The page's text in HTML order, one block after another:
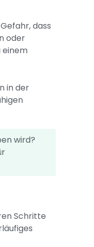
dass
oder
einem
in der
wird?
Schritte